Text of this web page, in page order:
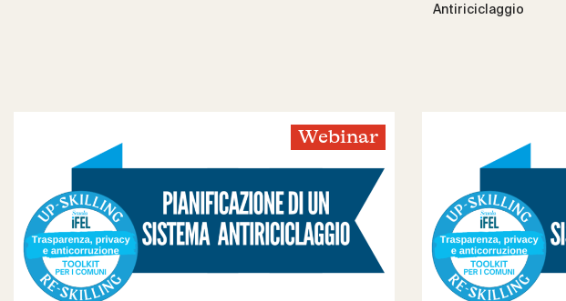
Antiriciclaggio
Webinar